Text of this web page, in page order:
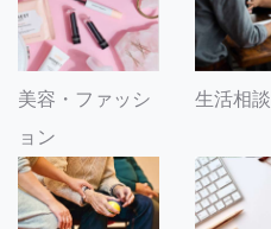
美容・ファッシ
ョン
生活相談